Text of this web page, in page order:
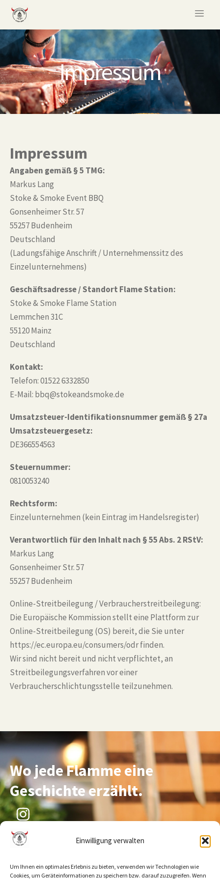
Einwilligung verwalten
Um Ihnen ein optimales Erlebnis zu bieten, verwenden wir Technologien wie
Cookies, um Geräteinformationen zu speichern bzw. darauf zuzugreifen. Wenn
Impressum
Impressum
Angaben gemäß § 5 TMG:
Markus Lang
Stoke & Smoke Event BBQ
Gonsenheimer Str. 57
55257 Budenheim
Deutschland
(Ladungsfähige Anschrift / Unternehmenssitz des
Einzelunternehmens)
Geschäftsadresse / Standort Flame Station:
Stoke & Smoke Flame Station
Lemmchen 31C
55120 Mainz
Deutschland
Kontakt:
Telefon: 01522 6332850
E-Mail: bbq@stokeandsmoke.de
Umsatzsteuer-Identifikationsnummer gemäß § 27a
Umsatzsteuergesetz:
DE366554563
Steuernummer:
0810053240
Rechtsform:
Einzelunternehmen (kein Eintrag im Handelsregister)
Verantwortlich für den Inhalt nach § 55 Abs. 2 RStV:
Markus Lang
Gonsenheimer Str. 57
55257 Budenheim
Online-Streitbeilegung / Verbraucherstreitbeilegung:
Die Europäische Kommission stellt eine Plattform zur
Online-Streitbeilegung (OS) bereit, die Sie unter
https://ec.europa.eu/consumers/odr finden.
Wir sind nicht bereit und nicht verpflichtet, an
Streitbeilegungsverfahren vor einer
Verbraucherschlichtungsstelle teilzunehmen.
Wo jede Flamme eine
Geschichte erzählt.
Menü
Catering